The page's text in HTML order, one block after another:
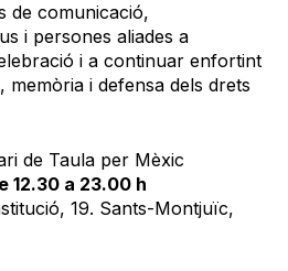
de comunicació,
i persones aliades a
i a continuar enfortint
memòria i defensa dels drets
de Taula per Mèxic
12.30 a 23.00 h
19. Sants-Montjuïc,